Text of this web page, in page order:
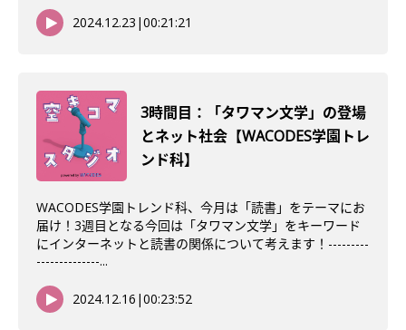
2024.12.23 |00:21:21
3時間目：「タワマン文学」の登場
とネット社会【WACODES学園トレ
ンド科】
WACODES学園トレンド科、今月は「読書」をテーマにお
届け！3週目となる今回は「タワマン文学」をキーワード
にインターネットと読書の関係について考えます！---------
--------------...
2024.12.16 |00:23:52